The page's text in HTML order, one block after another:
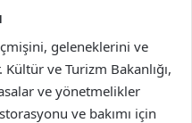
geleneklerini ve
ve Turizm Bakanlığı,
ve yönetmelikler
ve bakımı için